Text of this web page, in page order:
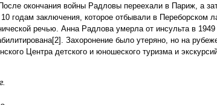
окончания войны Радловы переехали в Париж, а
годам заключения, которое отбывали в Переборском
речью. Анна Радлова умерла от инсульта в
Захоронение было утеряно, но на
Центра детского и юношеского туризма и